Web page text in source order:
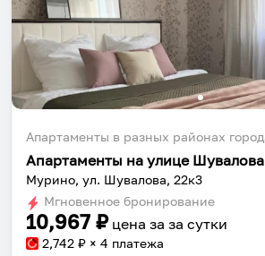
Апартаменты в разных районах
Мурино, ул. Шувалова, 22к3
Мгновенное бронирование
10,967 ₽ цена за за сутки
2,742 ₽ × 4 платежа